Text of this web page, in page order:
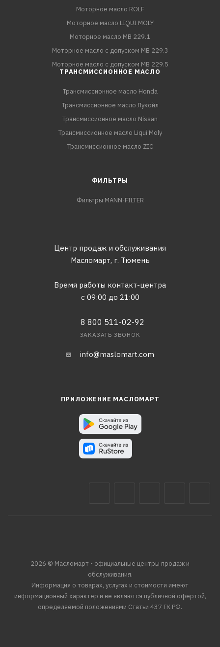
Моторное масло ROLF
Моторное масло LIQUI MOLY
Моторное масло MB 229.1
Моторное масло с допуском MB 229.3
Моторное масло с допуском MB 229.5
ТРАНСМИССИОННОЕ МАСЛО
Трансмиссионное масло Honda
Трансмиссионное масло Лукойл
Трансмиссионное масло Nissan
Трансмиссионное масло Liqui Moly
Трансмиссионное масло ZIC
ФИЛЬТРЫ
Фильтры MANN-FILTER
Центр продаж и обслуживания
Масломарт, г. Тюмень
Время работы контакт-центра
с 09:00 до 21:00
8 800 511-02-92
ЗАКАЗАТЬ ЗВОНОК
info@maslomart.com
ПРИЛОЖЕНИЕ МАСЛОМАРТ
2026 © Масломарт - официальные центры продаж и
обслуживания.
Информация о товарах, услугах и стоимости имеют
информационный характер и не являются публичной офертой,
определяемой положениями Статьи 437 ГК РФ.